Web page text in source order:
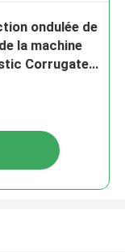
ondulée de
la machine
Corrugated